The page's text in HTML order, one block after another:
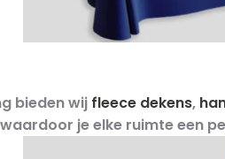
bieden wij fleece dekens,
je elke ruimte een